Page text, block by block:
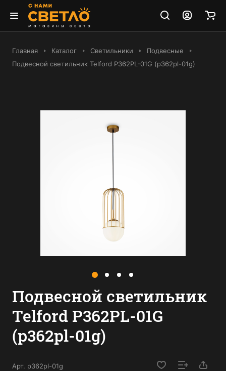
Главная Каталог Светильники
Подвесные
Подвесной светильник Telford P362PL-01G (p362pl-01g)
Подвесной светильник
Telford P362PL-01G
(p362pl-01g)
Арт. p362pl-01g